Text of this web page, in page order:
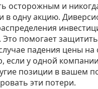
осторожным и
в одну акцию.
Это помогает
падения цены на
если у одной
позиции в вашем
эти потери.